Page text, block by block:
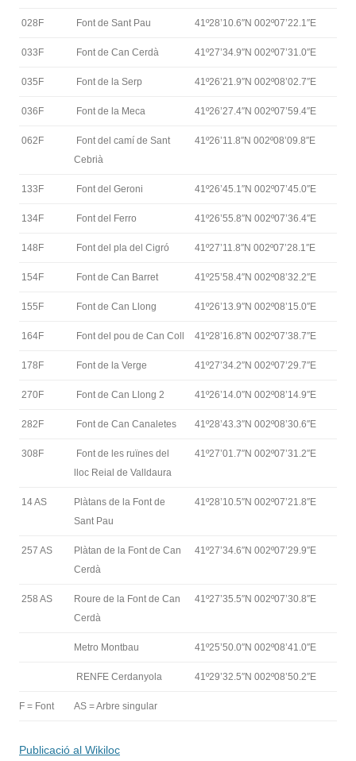
028F Font de Sant Pau 41º28’10.6″N 002º07’22.1″E
033F Font de Can Cerdà 41º27’34.9″N 002º07’31.0″E
035F Font de la Serp 41º26’21.9″N 002º08’02.7″E
036F Font de la Meca 41º26’27.4″N 002º07’59.4″E
062F
Font del camí de Sant
Cebrià
41º26’11.8″N 002º08’09.8″E
133F Font del Geroni 41º26’45.1″N 002º07’45.0″E
134F Font del Ferro 41º26’55.8″N 002º07’36.4″E
148F Font del pla del Cigró 41º27’11.8″N 002º07’28.1″E
154F Font de Can Barret 41º25’58.4″N 002º08’32.2″E
155F Font de Can Llong 41º26’13.9″N 002º08’15.0″E
164F Font del pou de Can Coll 41º28’16.8″N 002º07’38.7″E
178F Font de la Verge 41º27’34.2″N 002º07’29.7″E
270F Font de Can Llong 2 41º26’14.0″N 002º08’14.9″E
282F Font de Can Canaletes 41º28’43.3″N 002º08’30.6″E
308F
Font de les ruïnes del
lloc Reial de Valldaura
41º27’01.7″N 002º07’31.2″E
14 AS
Plàtans de la Font de
Sant Pau
41º28’10.5″N 002º07’21.8″E
257 AS
Plàtan de la Font de Can
Cerdà
41º27’34.6″N 002º07’29.9″E
258 AS
Roure de la Font de Can
Cerdà
41º27’35.5″N 002º07’30.8″E
Metro Montbau 41º25’50.0″N 002º08’41.0″E
RENFE Cerdanyola 41º29’32.5″N 002º08’50.2″E
F = Font AS = Arbre singular
Publicació al Wikiloc